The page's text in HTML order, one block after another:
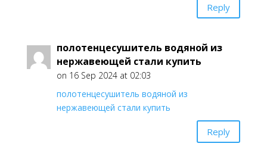
Reply
полотенцесушитель водяной из
нержавеющей стали купить
on 16 Sep 2024 at 02:03
полотенцесушитель водяной из
нержавеющей стали купить
Reply